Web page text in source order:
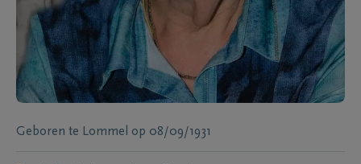
Geboren te Lommel op 08/09/1931